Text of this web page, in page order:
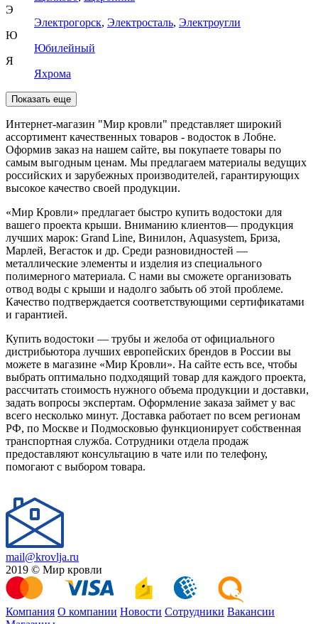
Э
Электрогорск, Электросталь, Электроугли
Ю
Юбилейный
Я
Яхрома
Показать еще
Интернет-магазин "Мир кровли" представляет широкий
ассортимент качественных товаров - водосток в Лобне.
Оформив заказ на нашем сайте, вы покупаете товары по
самым выгодным ценам. Мы предлагаем материалы ведущих
российских и зарубежных производителей, гарантирующих
высокое качество своей продукции.
«Мир Кровли» предлагает быстро купить водостоки для
вашего проекта крыши. Вниманию клиентов— продукция
лучших марок: Grand Line, Винилон, Aquasystem, Бриза,
Марлей, Вегасток и др. Среди разновидностей —
металлические элементы и изделия из специального
полимерного материала. С нами вы сможете организовать
отвод воды с крыши и надолго забыть об этой проблеме.
Качество подтверждается соответствующими сертификатами
и гарантией.
Купить водостоки — трубы и желоба от официального
дистрибьютора лучших европейских брендов в России вы
можете в магазине «Мир Кровли». На сайте есть все, чтобы
выбрать оптимально подходящий товар для каждого проекта,
рассчитать стоимость нужного объема продукции и доставки,
задать вопросы экспертам. Оформление заказа займет у вас
всего несколько минут. Доставка работает по всем регионам
РФ, по Москве и Подмосковью функционирует собственная
транспортная служба. Сотрудники отдела продаж
предоставляют консультацию в чате или по телефону,
помогают с выбором товара.
mail@krovlja.ru
2019 © Мир кровли
Компания О компании Новости Сотрудники Вакансии